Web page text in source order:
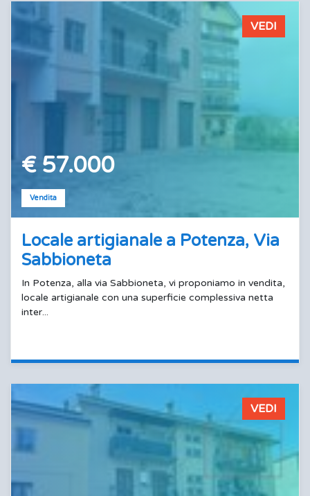
VEDI
€ 57.000
Vendita
Locale artigianale a Potenza, Via
Sabbioneta
In Potenza, alla via Sabbioneta, vi proponiamo in vendita,
locale artigianale con una superficie complessiva netta
inter...
VEDI